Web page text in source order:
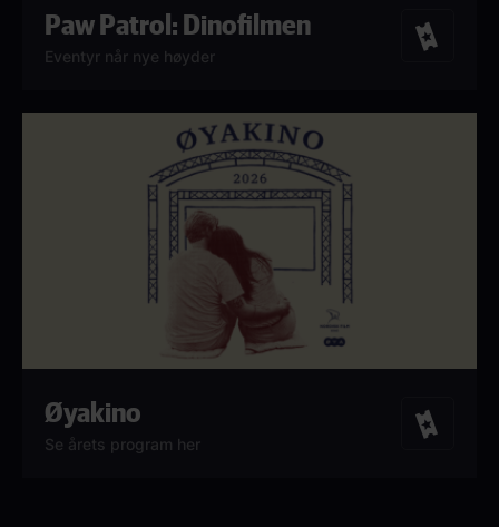
Paw Patrol: Dinofilmen
Eventyr når nye høyder
Billetter
Øyakino
Se årets program her
Billetter